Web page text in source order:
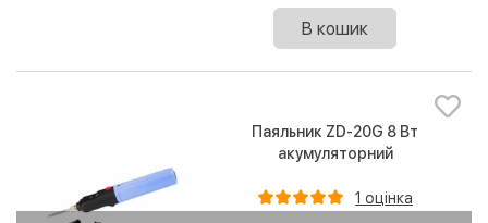
В кошик
Паяльник ZD-20G 8 Вт
акумуляторний
1 оцінка